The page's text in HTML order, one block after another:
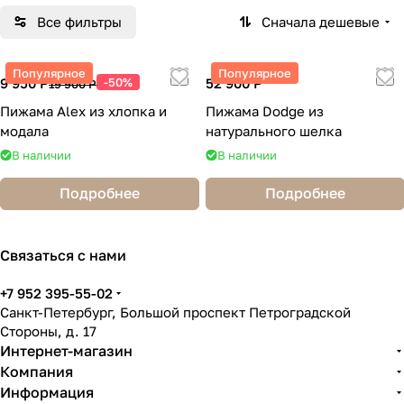
Все фильтры Сначала дешевые
Популярное
9 950 Р19 900 Р -50%
Пижама Alex из хлопка и
модала
В наличии
Подробнее
Популярное
52 900 Р
Пижама Dodge из
натурального шелка
В наличии
Подробнее
Связаться с нами
+7 952 395-55-02
Санкт-Петербург, Большой проспект Петроградской
Стороны, д. 17
Интернет-магазин
Компания
Информация